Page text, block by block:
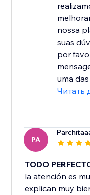
nossa
suas
por
uma
Читать
PA
TODO
la atención es
explican muy